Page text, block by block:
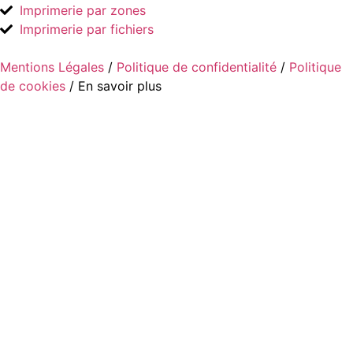
Imprimerie par zones
Imprimerie par fichiers
Mentions Légales / Politique de confidentialité / Politique
de cookies / En savoir plus